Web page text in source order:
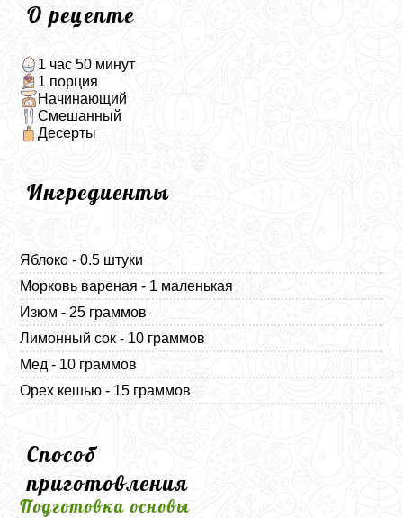
О рецепте
1 час 50 минут
1 порция
Начинающий
Смешанный
Десерты
Ингредиенты
Яблоко - 0.5 штуки
Морковь вареная - 1 маленькая
Изюм - 25 граммов
Лимонный сок - 10 граммов
Мед - 10 граммов
Орех кешью - 15 граммов
Способ
приготовления
Подготовка основы